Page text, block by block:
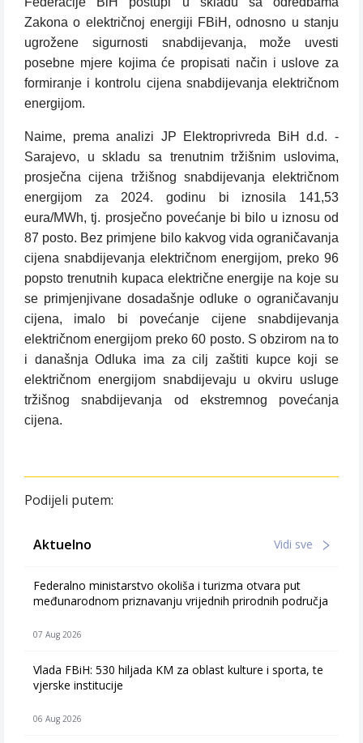
Zakona o električnoj energiji FBiH, odnosno u stanju
ugrožene sigurnosti snabdijevanja, može uvesti
posebne mjere kojima će propisati način i uslove za
formiranje i kontrolu cijena snabdijevanja električnom
energijom.
Naime, prema analizi JP Elektroprivreda BiH d.d. -
Sarajevo, u skladu sa trenutnim tržišnim uslovima,
prosječna cijena tržišnog snabdijevanja električnom
energijom za 2024. godinu bi iznosila 141,53
eura/MWh, tj. prosječno povećanje bi bilo u iznosu od
87 posto. Bez primjene bilo kakvog vida ograničavanja
cijena snabdijevanja električnom energijom, preko 96
popsto trenutnih kupaca električne energije na koje su
se primjenjivane dosadašnje odluke o ograničavanju
cijena, imalo bi povećanje cijene snabdijevanja
električnom energijom preko 60 posto. S obzirom na to
i današnja Odluka ima za cilj zaštiti kupce koji se
električnom energijom snabdijevaju u okviru usluge
tržišnog snabdijevanja od ekstremnog povećanja
cijena.
Podijeli putem:
Aktuelno Vidi sve
Federalno ministarstvo okoliša i turizma otvara put
međunarodnom priznavanju vrijednih prirodnih područja
07 Aug 2026
Vlada FBiH: 530 hiljada KM za oblast kulture i sporta, te
vjerske institucije
06 Aug 2026